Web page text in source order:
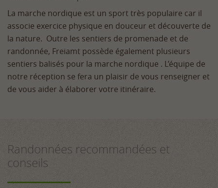
La marche nordique est un sport très populaire car il
associe exercice physique en douceur et découverte de
la nature. Outre les sentiers de promenade et de
randonnée, Freiamt possède également plusieurs
sentiers balisés pour la marche nordique . L’équipe de
notre réception se fera un plaisir de vous renseigner et
de vous aider à élaborer votre itinéraire.
Randonnées recommandées et
conseils